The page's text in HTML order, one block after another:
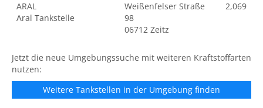
ARAL
Aral Tankstelle
Weißenfelser Straße
98
06712 Zeitz
2,069
Jetzt die neue Umgebungssuche mit weiteren Kraftstoffarten
nutzen:
Weitere Tankstellen in der Umgebung finden